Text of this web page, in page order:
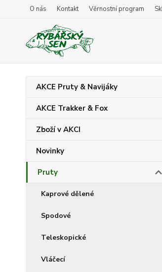
O nás Kontakt Věrnostní program
AKCE Pruty & Navijáky
AKCE Trakker & Fox
Zboží v AKCI
Novinky
Pruty
Kaprové dělené
Spodové
Teleskopické
Vláčecí